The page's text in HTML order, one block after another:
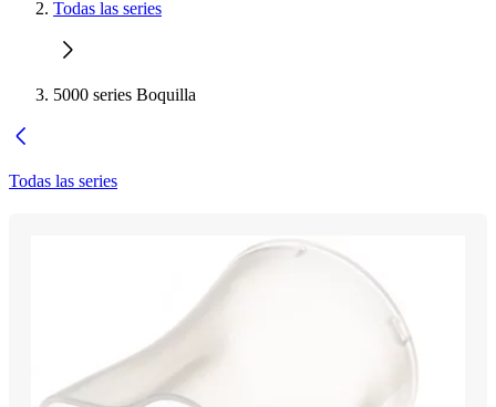
Todas las series
5000 series Boquilla
Todas las series